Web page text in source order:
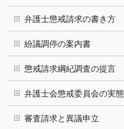
弁護士懲戒請求の書き方
紛議調停の案内書
懲戒請求綱紀調査の提言
弁護士会懲戒委員会の実態
審査請求と異議申立